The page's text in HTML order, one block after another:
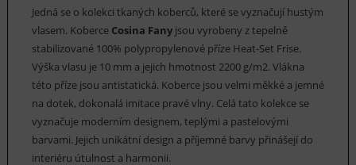
Jedná se o kolekci tkaných koberců, které se vyznačují hustým
vlasem. Koberce Cosina Fany jsou vyrobeny z tepelně
stabilizované 100% polypropylenové příze Heat-Set Frise.
Výška vlasu je 10 mm a jejich hmotnost 2200 g/m2. Vlákna
této příze jsou antistatická. Koberce jsou velmi měkké a jemné
na dotek, dokonalá imitace pravé vlny. Celá tato kolekce se
vyznačuje moderním designem, teplými a pastelovými
barvami. Jejich unikátní design a příjemné barvy přinášejí do
interiéru útulnost a harmonii.